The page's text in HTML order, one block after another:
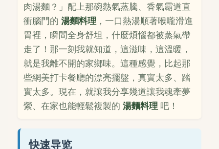
肉湯麵？」配上那碗熱氣蒸騰、香氣霸道直
衝腦門的 湯麵料理 ，一口熱湯順著喉嚨滑進
胃裡，瞬間全身舒坦，什麼煩惱都被蒸氣帶
走了！那一刻我就知道，這滋味，這溫暖，
就是我離不開的家鄉味。這種感覺，比起那
些網美打卡餐廳的漂亮擺盤，真實太多、踏
實太多。現在，就讓我分享幾道讓我魂牽夢
縈、在家也能輕鬆複製的 湯麵料理 吧！
快速导览